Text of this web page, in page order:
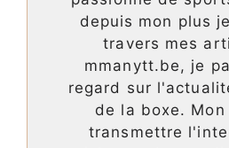
depuis mon plus
travers mes
mmanytt.be, je
regard sur
de la boxe.
transmettre